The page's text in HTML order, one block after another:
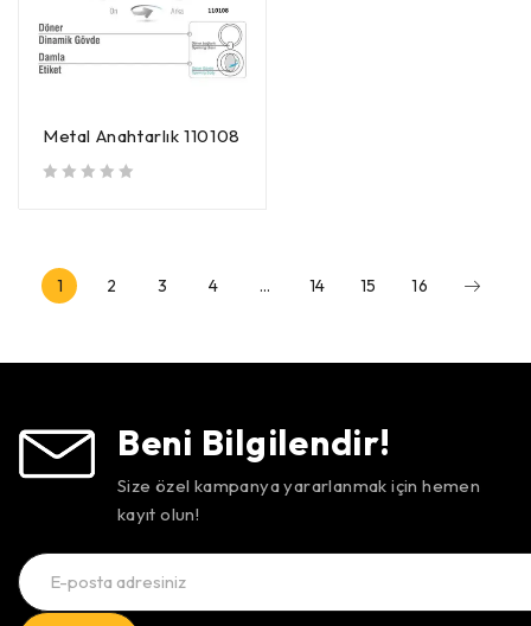
Metal Anahtarlık 110108
1 2 3 4 … 14 15 16
Beni Bilgilendir!
Size özel kampanya yararlanmak için hemen
kayıt olun!